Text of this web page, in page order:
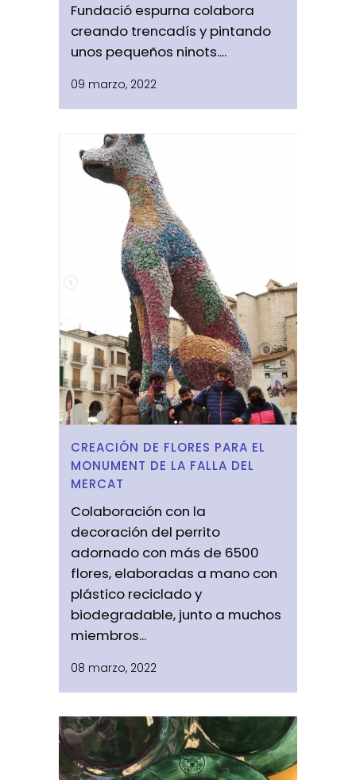
Fundació espurna colabora
creando trencadís y pintando
unos pequeños ninots....
09 marzo, 2022
CREACIÓN DE FLORES PARA EL
MONUMENT DE LA FALLA DEL
MERCAT
Colaboración con la
decoración del perrito
adornado con más de 6500
flores, elaboradas a mano con
plástico reciclado y
biodegradable, junto a muchos
miembros...
08 marzo, 2022